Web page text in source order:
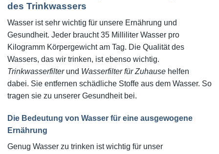
des Trinkwassers
Wasser ist sehr wichtig für unsere Ernährung und
Gesundheit. Jeder braucht 35 Milliliter Wasser pro
Kilogramm Körpergewicht am Tag. Die Qualität des
Wassers, das wir trinken, ist ebenso wichtig.
Trinkwasserfilterund Wasserfilter für Zuhause helfen
dabei. Sie entfernen schädliche Stoffe aus dem Wasser. So
tragen sie zu unserer Gesundheit bei.
Die Bedeutung von Wasser für eine ausgewogene
Ernährung
Genug Wasser zu trinken ist wichtig für unser